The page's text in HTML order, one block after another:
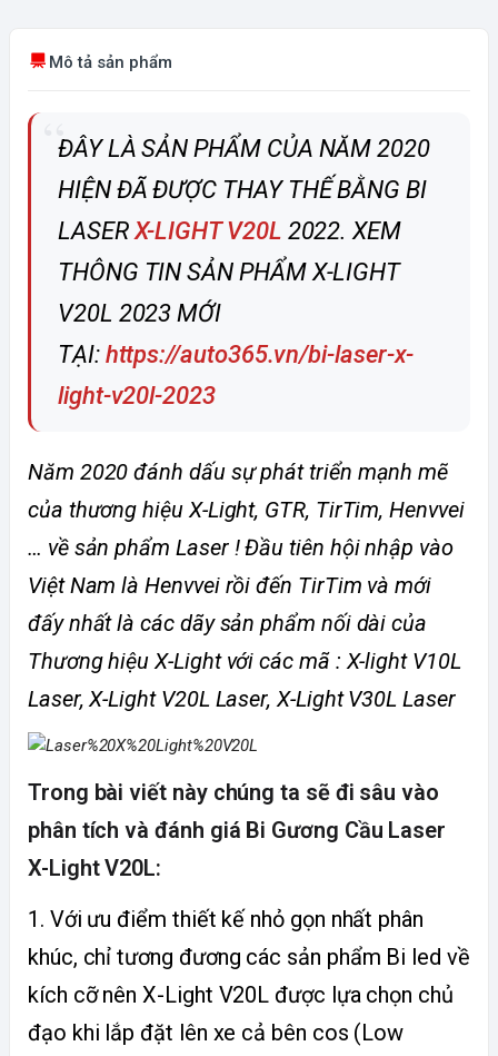
Mô tả sản phẩm
ĐÂY LÀ SẢN PHẨM CỦA NĂM 2020
HIỆN ĐÃ ĐƯỢC THAY THẾ BẰNG BI
LASERX-LIGHT V20L 2022. XEM
THÔNG TIN SẢN PHẨM X-LIGHT
V20L 2023 MỚI
TẠI: https://auto365.vn/bi-laser-x-
light-v20l-2023
Năm 2020 đánh dấu sự phát triển mạnh mẽ
của thương hiệu X-Light, GTR, TirTim, Henvvei
… về sản phẩm Laser ! Đầu tiên hội nhập vào
Việt Nam là Henvvei rồi đến TirTim và mới
đấy nhất là các dãy sản phẩm nối dài của
Thương hiệu X-Light với các mã : X-light V10L
Laser, X-Light V20L Laser, X-Light V30L Laser
Trong bài viết này chúng ta sẽ đi sâu vào
phân tích và đánh giá Bi Gương Cầu Laser
X-Light V20L:
1. Với ưu điểm thiết kế nhỏ gọn nhất phân
khúc, chỉ tương đương các sản phẩm Bi led về
kích cỡ nên X-Light V20L được lựa chọn chủ
đạo khi lắp đặt lên xe cả bên cos (Low